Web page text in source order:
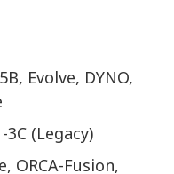
Evolve, DYNO,
3C (Legacy)
ORCA-Fusion,